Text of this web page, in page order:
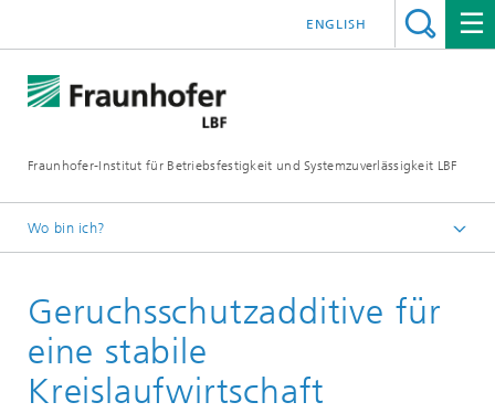
Fraunhofer-Institut für Betriebsfestigkeit und Systemzuverlässigkeit LBF
ENGLISH
Wo bin ich?
Projekte
Geruchsschutzadditive für
eine stabile
Kreislaufwirtschaft